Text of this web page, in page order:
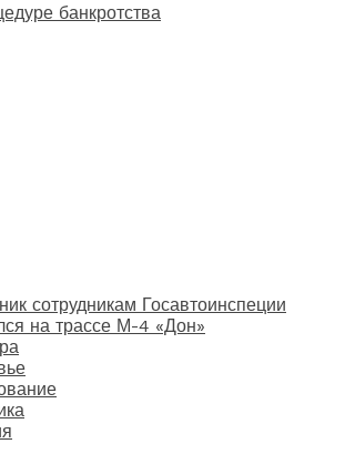
банкротства
сотрудникам Госавтоинспеции
на трассе М-4 «Дон»